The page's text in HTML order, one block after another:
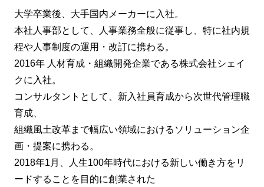
大学卒業後、大手国内メーカーに入社。
本社人事部として、人事業務全般に従事し、特に社内規
程や人事制度の運用・改訂に携わる。
2016年 人材育成・組織開発企業である株式会社シェイ
クに入社。
コンサルタントとして、新入社員育成から次世代管理職
育成、
組織風土改革まで幅広い領域におけるソリューション企
画・提案に携わる。
2018年1月、人生100年時代における新しい働き方をリ
ードすることを目的に創業された